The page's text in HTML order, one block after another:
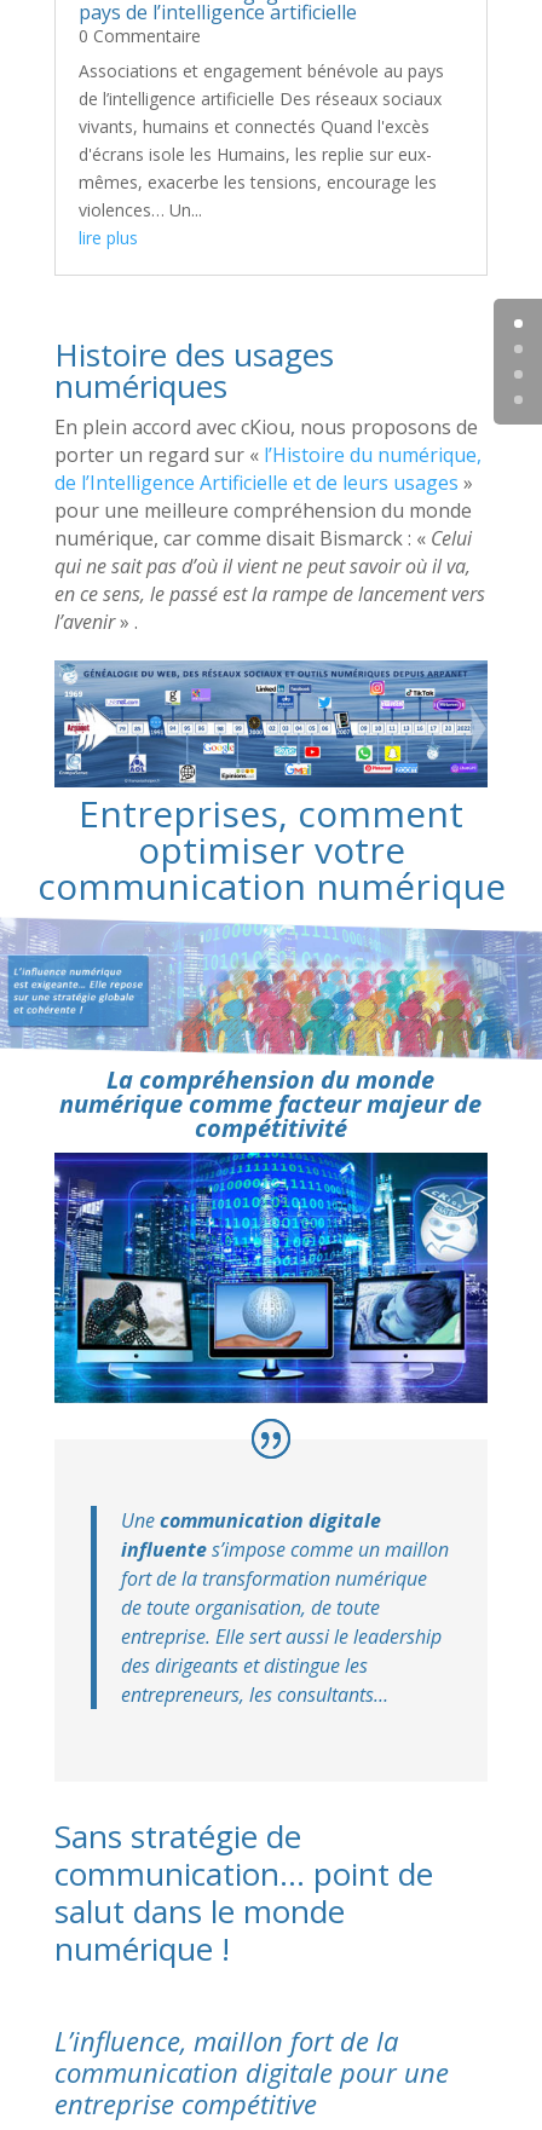
pays de l’intelligence artificielle
0 Commentaire
Associations et engagement bénévole au pays
de l’intelligence artificielle Des réseaux sociaux
vivants, humains et connectés Quand l'excès
d'écrans isole les Humains, les replie sur eux-
mêmes, exacerbe les tensions, encourage les
violences… Un...
lire plus
Histoire des usages
numériques
En plein accord avec cKiou, nous proposons de
porter un regard sur « l’Histoire du numérique,
de l’Intelligence Artificielle et de leurs usages »
pour une meilleure compréhension du monde
numérique, car comme disait Bismarck : « Celui
qui ne sait pas d’où il vient ne peut savoir où il va,
en ce sens, le passé est la rampe de lancement vers
l’avenir» .
Entreprises, comment
optimiser votre
communication numérique
La compréhension du monde
numérique comme facteur majeur de
compétitivité
Unecommunication digitale
influentes’impose comme un maillon
fort de la transformation numérique
de toute organisation, de toute
entreprise. Elle sert aussi le leadership
des dirigeants et distingue les
entrepreneurs, les consultants…
Sans stratégie de
communication… point de
salut dans le monde
numérique !
L’influence, maillon fort de la
communication digitale pour une
entreprise compétitive